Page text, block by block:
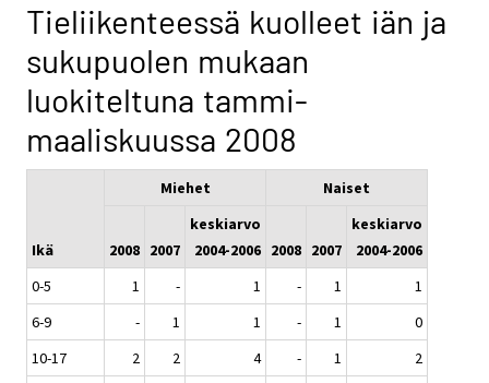
Tieliikenteessä kuolleet iän ja
sukupuolen mukaan
luokiteltuna tammi-
maaliskuussa 2008
Ikä
Miehet Naiset
2008 2007
keskiarvo
2004-2006 2008 2007
keskiarvo
2004-2006
0-5
1 - 1 - 1
1
6-9
- 1 1 - 1
0
10-17
2 2 4 - 1
2